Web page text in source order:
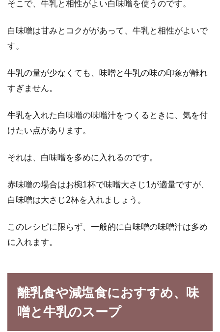
そこで、牛乳と相性がよい白味噌を使うのです。
白味噌は甘みとコクががあって、牛乳と相性がよいで
す。
牛乳の量が少なくても、味噌と牛乳の味の印象が離れ
すぎません。
牛乳を入れた白味噌の味噌汁をつくるときに、気を付
けたい点があります。
それは、白味噌を多めに入れるのです。
赤味噌の場合はお椀1杯で味噌大さじ1が適量ですが、
白味噌は大さじ2杯を入れましょう。
このレシピに限らず、一般的に白味噌の味噌汁は多め
に入れます。
離乳食や減塩食におすすめ、味
噌と牛乳のスープ